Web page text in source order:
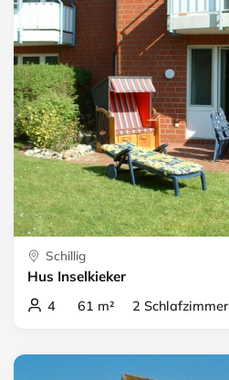
Schillig
Hus Inselkieker
4 61 m² 2 Schlafzimmer